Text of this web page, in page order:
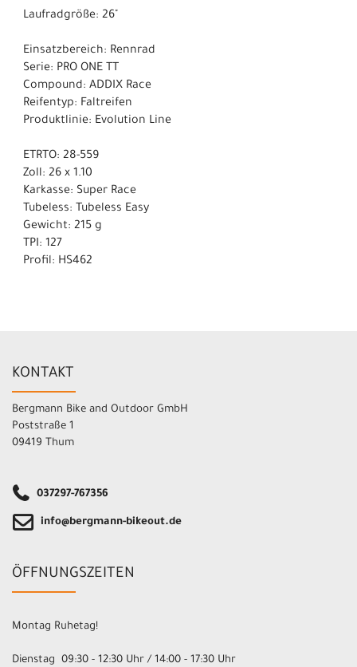
Laufradgröße: 26"
Einsatzbereich: Rennrad
Serie: PRO ONE TT
Compound: ADDIX Race
Reifentyp: Faltreifen
Produktlinie: Evolution Line
ETRTO: 28-559
Zoll: 26 x 1.10
Karkasse: Super Race
Tubeless: Tubeless Easy
Gewicht: 215 g
TPI: 127
Profil: HS462
KONTAKT
Bergmann Bike and Outdoor GmbH
Poststraße 1
09419 Thum
037297-767356
info@bergmann-bikeout.de
ÖFFNUNGSZEITEN
Montag Ruhetag!
Dienstag 09:30 - 12:30 Uhr / 14:00 - 17:30 Uhr